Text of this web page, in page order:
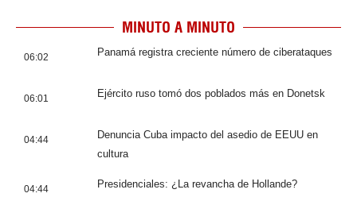
MINUTO A MINUTO
06:02 Panamá registra creciente número de ciberataques
06:01 Ejército ruso tomó dos poblados más en Donetsk
04:44
Denuncia Cuba impacto del asedio de EEUU en
cultura
04:44 Presidenciales: ¿La revancha de Hollande?